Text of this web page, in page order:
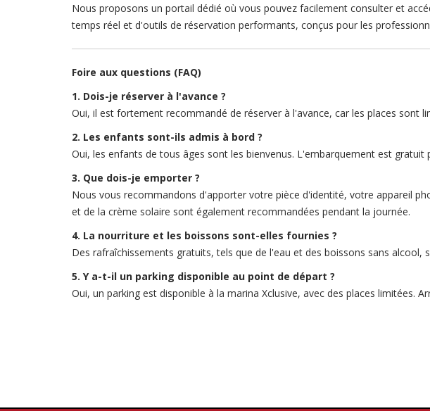
Nous proposons un portail dédié où vous pouvez facilement consulter et
temps réel et d'outils de réservation performants, conçus pour les
Foire aux questions (FAQ)
1. Dois-je réserver à l'avance ?
Oui, il est fortement recommandé de réserver à l'avance, car les places sont
2. Les enfants sont-ils admis à bord ?
Oui, les enfants de tous âges sont les bienvenus. L'embarquement est gratuit
3. Que dois-je emporter ?
Nous vous recommandons d'apporter votre pièce d'identité, votre appareil
et de la crème solaire sont également recommandées pendant la journée.
4. La nourriture et les boissons sont-elles fournies ?
Des rafraîchissements gratuits, tels que de l'eau et des boissons sans
5. Y a-t-il un parking disponible au point de départ ?
Oui, un parking est disponible à la marina Xclusive, avec des places limitées.